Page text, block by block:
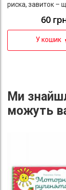
риска, завиток –
Вид. 2-ге, доп.
60
У кошик
Ми
можуть